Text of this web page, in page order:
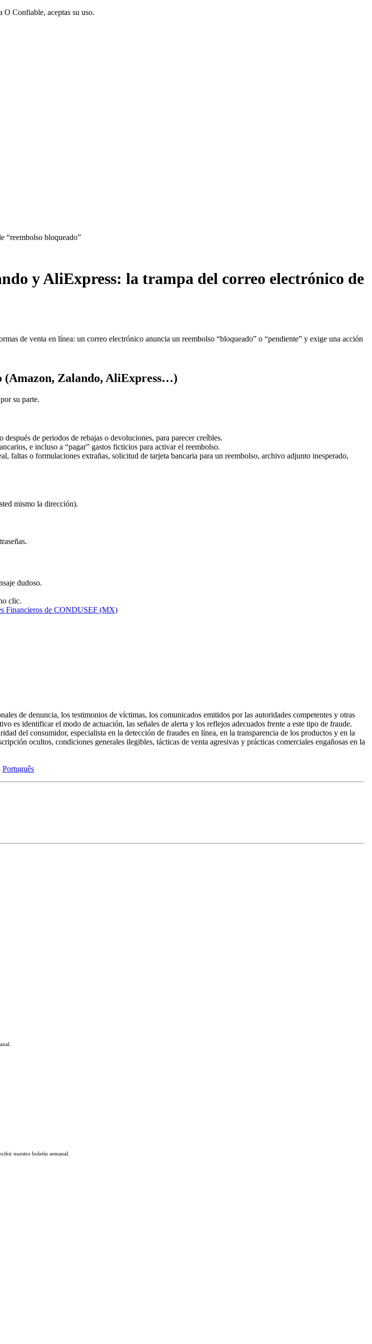
O Confiable, aceptas su uso.
“reembolso bloqueado”
y AliExpress: la trampa del correo electrónico de
de venta en línea: un correo electrónico anuncia un reembolso “bloqueado” o “pendiente” y exige una acción
(Amazon, Zalando, AliExpress…)
su parte.
de periodos de rebajas o devoluciones, para parecer creíbles.
e incluso a “pagar” gastos ficticios para activar el reembolso.
faltas o formulaciones extrañas, solicitud de tarjeta bancaria para un reembolso, archivo adjunto inesperado,
mismo la dirección).
dudoso.
clic.
Financieros de CONDUSEF (MX)
de denuncia, los testimonios de víctimas, los comunicados emitidos por las autoridades competentes y otras
es identificar el modo de actuación, las señales de alerta y los reflejos adecuados frente a este tipo de fraude.
del consumidor, especialista en la detección de fraudes en línea, en la transparencia de los productos y en la
ocultos, condiciones generales ilegibles, tácticas de venta agresivas y prácticas comerciales engañosas en la
Português
nuestro boletín semanal.